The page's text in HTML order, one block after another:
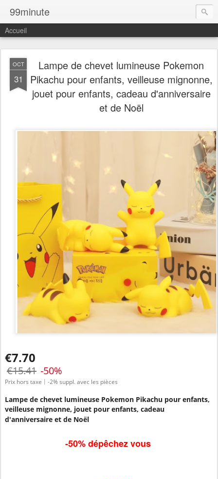
99minute
Accueil
OCT
31
Lampe de chevet lumineuse Pokemon
Pikachu pour enfants, veilleuse mignonne,
jouet pour enfants, cadeau d'anniversaire
et de Noël
€7.70
€15.41 -50%
Prix hors taxe 丨 -2% suppl. avec les pièces
Lampe de chevet lumineuse Pokemon Pikachu pour enfants,
veilleuse mignonne, jouet pour enfants, cadeau
d'anniversaire et de Noël
-50% dépêchez vous